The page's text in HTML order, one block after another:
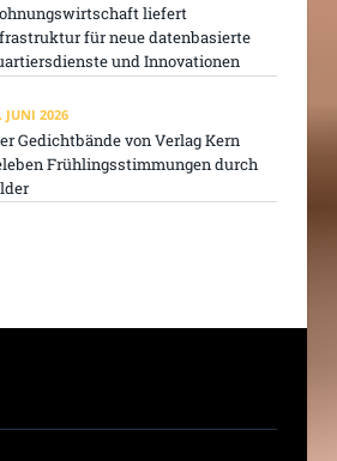
liefert
für neue datenbasierte
und Innovationen
JUNI 2026
Gedichtbände von Verlag Kern
Frühlingsstimmungen durch